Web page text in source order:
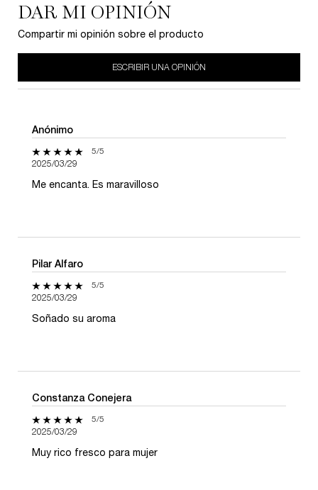
DAR MI OPINIÓN
Compartir mi opinión sobre el producto
ESCRIBIR UNA OPINIÓN
Anónimo
5 de 5 estrellas.5/5
2025/03/29
Me encanta. Es maravilloso
Pilar Alfaro
5 de 5 estrellas.5/5
2025/03/29
Soñado su aroma
Constanza Conejera
5 de 5 estrellas.5/5
2025/03/29
Muy rico fresco para mujer